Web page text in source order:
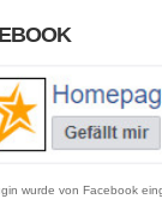
wurde von Facebook